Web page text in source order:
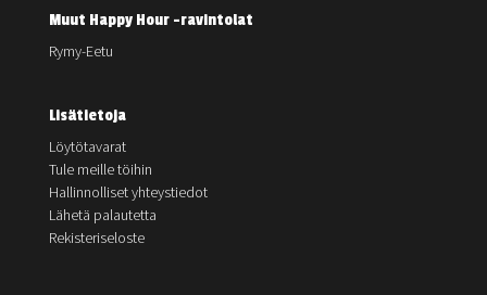
Muut Happy Hour -ravintolat
Rymy-Eetu
Lisätietoja
Löytötavarat
Tule meille töihin
Hallinnolliset yhteystiedot
Lähetä palautetta
Rekisteriseloste